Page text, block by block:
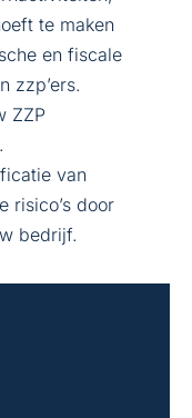
te maken
en fiscale
zzp’ers.
ZZP
van
risico’s door
bedrijf.